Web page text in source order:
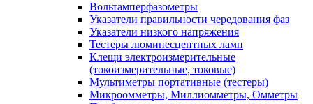
Вольтамперфазометры
Указатели правильности чередования фаз
Указатели низкого напряжения
Тестеры люминесцентных ламп
Клещи электроизмерительные
(токоизмерительные, токовые)
Мультиметры портативные (тестеры)
Микроомметры, Миллиомметры, Омметры